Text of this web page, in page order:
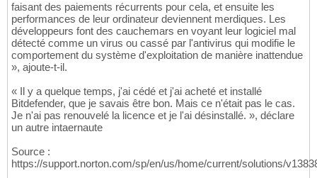
faisant des paiements récurrents pour cela, et ensuite les
performances de leur ordinateur deviennent merdiques. Les
développeurs font des cauchemars en voyant leur logiciel mal
détecté comme un virus ou cassé par l'antivirus qui modifie le
comportement du système d'exploitation de manière inattendue
», ajoute-t-il.
« Il y a quelque temps, j'ai cédé et j'ai acheté et installé
Bitdefender, que je savais être bon. Mais ce n'était pas le cas.
Je n'ai pas renouvelé la licence et je l'ai désinstallé. », déclare
un autre intaernaute
Source :
https://support.norton.com/sp/en/us/home/current/solutions/